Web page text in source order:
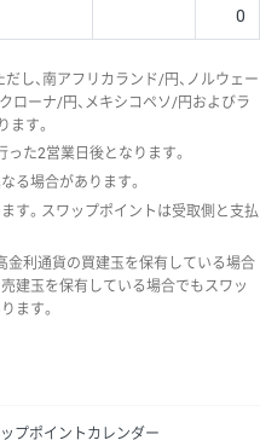
0
し、南アフリカランド/円、ノルウェー
ローナ/円、メキシコペソ/円およびラ
ます。
た2営業日後となります。
る場合があります。
す。スワップポイントは受取側と支払
金利通貨の買建玉を保有している場合
建玉を保有している場合でもスワッ
ます。
プポイントカレンダー